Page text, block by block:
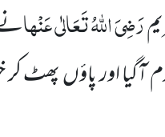
رَضِیَ اللہُ تَعَالٰی عَنْہا
اور پاؤں پھٹ کر